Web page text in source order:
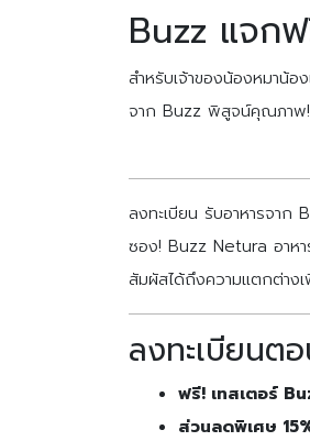
Buzz แจก
สำหรับเจ้าของน้องหมาน้
จาก Buzz พิสูจน์คุณภาพ
ลงทะเบียน รับอาหารจาก
ซอง! Buzz Netura อาหา
สัมผัสได้ถึงความแตกต่าง
ลงทะเบียนต
ฟรี! เทสเตอร์
ส่วนลดพิเศษ